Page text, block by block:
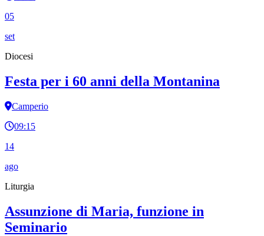
05
set
Diocesi
Festa per i 60 anni della Montanina
Camperio
09:15
14
ago
Liturgia
Assunzione di Maria, funzione in
Seminario